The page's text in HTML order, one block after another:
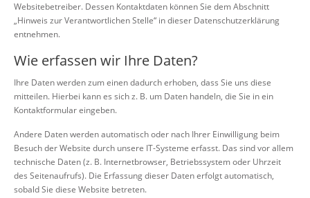
Websitebetreiber. Dessen Kontaktdaten können Sie dem Abschnitt
„Hinweis zur Verantwortlichen Stelle“ in dieser Datenschutzerklärung
entnehmen.
Wie erfassen wir Ihre Daten?
Ihre Daten werden zum einen dadurch erhoben, dass Sie uns diese
mitteilen. Hierbei kann es sich z. B. um Daten handeln, die Sie in ein
Kontaktformular eingeben.
Andere Daten werden automatisch oder nach Ihrer Einwilligung beim
Besuch der Website durch unsere IT-Systeme erfasst. Das sind vor allem
technische Daten (z. B. Internetbrowser, Betriebssystem oder Uhrzeit
des Seitenaufrufs). Die Erfassung dieser Daten erfolgt automatisch,
sobald Sie diese Website betreten.